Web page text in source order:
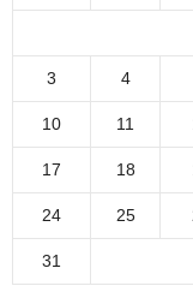
3 4
10 11
17 18
24 25
31